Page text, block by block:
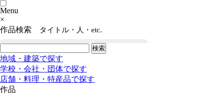
Menu
×
作品検索
タイトル・人・etc.
地域・建築で探す
学校・会社・団体で探す
店舗・料理・特産品で探す
作品